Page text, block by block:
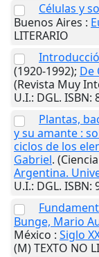
Células y
Buenos Aires :
LITERARIO
(1920-1992); De
(Revista Muy
U.I.: DGL. ISBN:
Plantas,
y su amante :
ciclos de los
Gabriel.
Argentina.
U.I.: DGL. ISBN:
Bunge, Mario
México : Siglo
(M) TEXTO NO